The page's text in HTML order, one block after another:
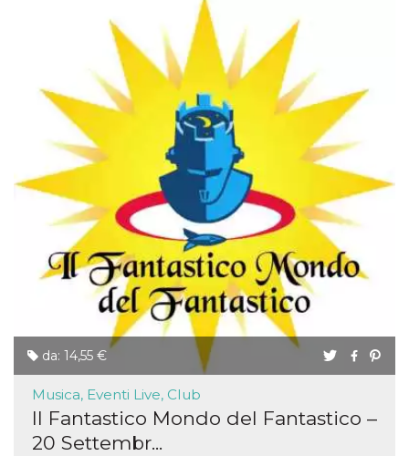
da: 14,55 €
Musica, Eventi Live, Club
Il Fantastico Mondo del Fantastico –
20 Settembr...